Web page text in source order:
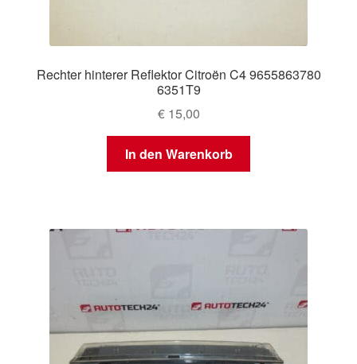
Rechter hinterer Reflektor Citroën C4 9655863780
6351T9
€15,00
In den Warenkorb